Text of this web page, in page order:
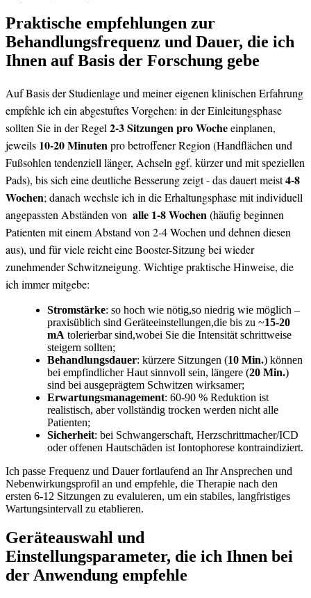
Praktische empfehlungen zur
Behandlungsfrequenz und Dauer,​ die ich‌
Ihnen auf Basis ‍der ​Forschung ⁤gebe
Auf Basis der Studienlage ⁤und meiner eigenen klinischen Erfahrung
empfehle ich ein abgestuftes Vorgehen: in​ der Einleitungsphase
sollten​ Sie in der Regel 2-3 Sitzungen pro Wocheeinplanen,
jeweils 10-20 Minuten ⁣pro ‍betroffener Region (Handflächen und
Fußsohlen tendenziell ‍länger, Achseln ggf. ⁢kürzer und ​mit speziellen⁤
Pads), bis sich eine deutliche Besserung zeigt -⁣ das dauert meist4-8
Wochen; danach wechsle ich ⁢in die Erhaltungsphase mit individuell
angepassten Abständen ‌von ⁢ alle 1-8 Wochen (häufig beginnen
Patienten mit einem Abstand von 2-4 Wochen und dehnen diesen
aus), und für viele reicht eine ​Booster-Sitzung ⁣bei wieder⁣
zunehmender Schwitzneigung.‍ Wichtige praktische Hinweise, die
ich immer ‌mitgebe:​
Stromstärke: so hoch wie nötig,so‍ niedrig wie möglich –
praxisüblich sind Geräteeinstellungen,die bis zu ~15-20
mA tolerierbar sind,wobei Sie die ⁤Intensität schrittweise
⁤steigern ⁤sollten;
Behandlungsdauer: kürzere‌ Sitzungen (10 Min.) können
bei empfindlicher Haut sinnvoll sein, längere (20 Min.)
sind bei ausgeprägtem Schwitzen wirksamer;
Erwartungsmanagement: ⁤60-90 % Reduktion ist
realistisch, aber‍ vollständig ‍trocken‌ werden nicht alle
⁤Patienten;
Sicherheit: bei‌ Schwangerschaft, Herzschrittmacher/ICD
oder⁣ offenen Hautschäden ‌ist Iontophorese kontraindiziert.
Ich passe Frequenz und⁢ Dauer fortlaufend ​an ⁤Ihr Ansprechen und
Nebenwirkungsprofil an und‍ empfehle, die Therapie‍ nach den
ersten 6-12 ⁣Sitzungen ​zu evaluieren, um ein stabiles,⁢ langfristiges
Wartungsintervall zu etablieren.
Geräteauswahl und
Einstellungsparameter,​ die ich Ihnen‍ bei
der Anwendung empfehle